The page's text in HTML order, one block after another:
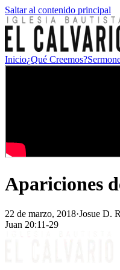
Saltar al contenido principal
Inicio¿Qué Creemos?
Apariciones
22 de marzo, 2018·Josue D.
Juan 20:11-29